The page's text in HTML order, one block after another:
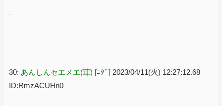
30: あんしんセエメエ(茸) [ﾆﾀﾞ] 2023/04/11(火) 12:27:12.68
ID:RmzACUHn0